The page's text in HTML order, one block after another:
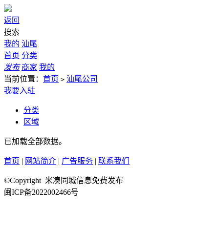
返回
搜索
我的 汕尾
首页 分类
发布 商家 我的
当前位置： 首页 > 汕尾公司
我要入驻
分类
区域
已加载全部数据。
首页 | 网站简介 | 广告服务 | 联系我们
©Copyright 米凑同城信息免费发布
闽ICP备2022002466号